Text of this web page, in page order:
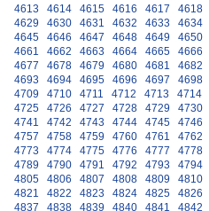
4613
4614 4615 4616 4617 4618
4629
4630 4631 4632 4633 4634
4645
4646 4647 4648 4649 4650
4661
4662 4663 4664 4665 4666
4677
4678 4679 4680 4681 4682
4693
4694 4695 4696 4697 4698
4709
4710 4711 4712 4713 4714
4725
4726 4727 4728 4729 4730
4741
4742 4743 4744 4745 4746
4757
4758 4759 4760 4761 4762
4773
4774 4775 4776 4777 4778
4789
4790 4791 4792 4793 4794
4805
4806 4807 4808 4809 4810
4821
4822 4823 4824 4825 4826
4837
4838 4839 4840 4841 4842